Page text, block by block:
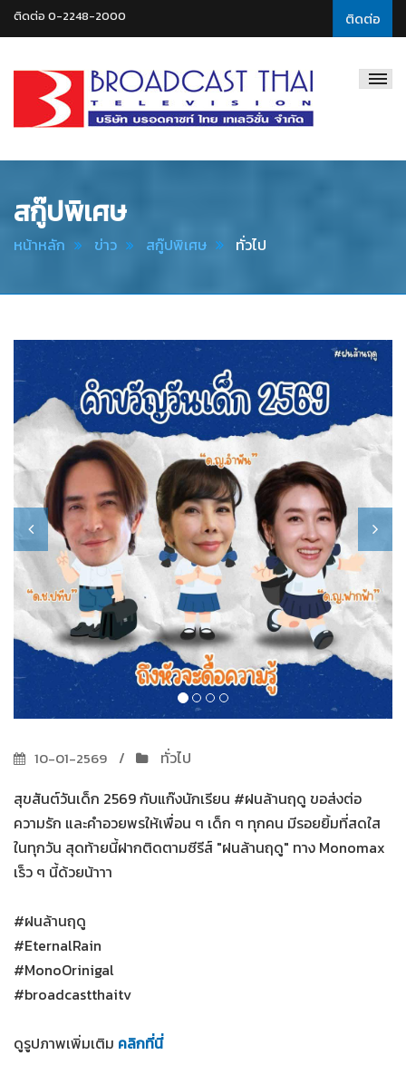
ติดต่อ
ติดต่อ 0-2248-2000
Thai
สกู๊ปพิเศษ
หน้าหลัก ข่าว สกู๊ปพิเศษ ทั่วไป
10-01-2569
ทั่วไป
สุขสันต์วันเด็ก 2569 กับแก๊งนักเรียน #ฝนล้านฤดู ขอส่งต่อ
ความรัก และคำอวยพรให้เพื่อน ๆ เด็ก ๆ ทุกคน มีรอยยิ้มที่สดใส
ในทุกวัน สุดท้ายนี้ฝากติดตามซีรีส์ "ฝนล้านฤดู" ทาง Monomax
เร็ว ๆ นี้ด้วยน้าาา
#ฝนล้านฤดู
#EternalRain
#MonoOrinigal
#broadcastthaitv
ดูรูปภาพเพิ่มเติม คลิกที่นี่